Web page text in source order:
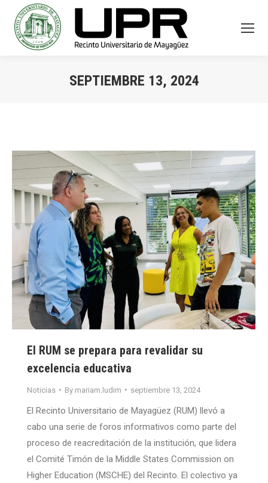
SEPTIEMBRE 13, 2024
El RUM se prepara para revalidar su
excelencia educativa
Noticias By mariam.ludim septiembre 13, 2024
El Recinto Universitario de Mayagüez (RUM) llevó a
cabo una serie de foros informativos como parte del
proceso de reacreditación de la institución, que lidera
el Comité Timón de la Middle States Commission on
Higher Education (MSCHE) del Recinto. El colectivo ya